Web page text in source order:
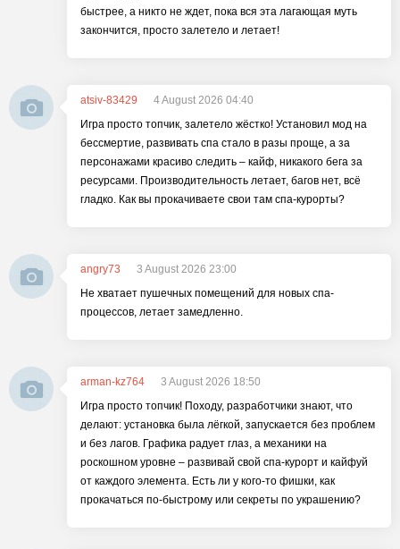
быстрее, а никто не ждет, пока вся эта лагающая муть
закончится, просто залетело и летает!
atsiv-83429
4 August 2026 04:40
Игра просто топчик, залетело жёстко! Установил мод на
бессмертие, развивать спа стало в разы проще, а за
персонажами красиво следить – кайф, никакого бега за
ресурсами. Производительность летает, багов нет, всё
гладко. Как вы прокачиваете свои там спа-курорты?
angry73
3 August 2026 23:00
Не хватает пушечных помещений для новых спа-
процессов, летает замедленно.
arman-kz764
3 August 2026 18:50
Игра просто топчик! Походу, разработчики знают, что
делают: установка была лёгкой, запускается без проблем
и без лагов. Графика радует глаз, а механики на
роскошном уровне – развивай свой спа-курорт и кайфуй
от каждого элемента. Есть ли у кого-то фишки, как
прокачаться по-быстрому или секреты по украшению?